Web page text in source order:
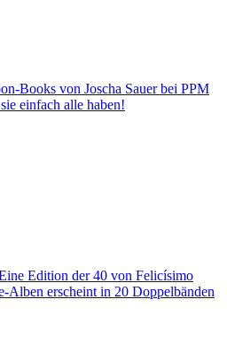
Books von Joscha Sauer bei PPM
einfach alle haben!
Edition der 40 von Felicísimo
Alben erscheint in 20 Doppelbänden